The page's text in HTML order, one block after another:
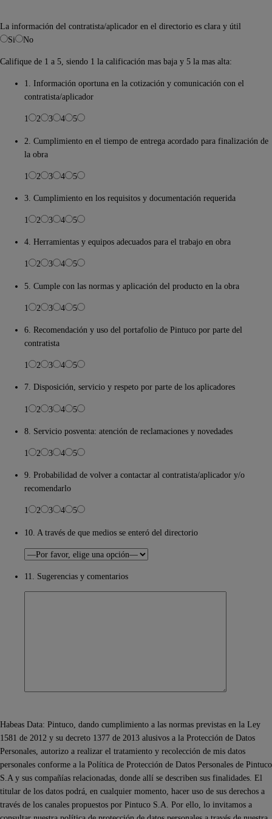
La información del contratista/aplicador en el directorio es clara y útil
Si
No
Califique de 1 a 5, siendo 1 la calificación mas baja y 5 la mas alta:
1. Información oportuna en la cotización y comunicación con el
contratista/aplicador
1 2 3 4 5
2. Cumplimiento en el tiempo de entrega acordado para finalización de
la obra
1 2 3 4 5
3. Cumplimiento en los requisitos y documentación requerida
1 2 3 4 5
4. Herramientas y equipos adecuados para el trabajo en obra
1 2 3 4 5
5. Cumple con las normas y aplicación del producto en la obra
1 2 3 4 5
6. Recomendación y uso del portafolio de Pintuco por parte del
contratista
1 2 3 4 5
7. Disposición, servicio y respeto por parte de los aplicadores
1 2 3 4 5
8. Servicio posventa: atención de reclamaciones y novedades
1 2 3 4 5
9. Probabilidad de volver a contactar al contratista/aplicador y/o
recomendarlo
1 2 3 4 5
10. A través de que medios se enteró del directorio
11. Sugerencias y comentarios
Habeas Data: Pintuco, dando cumplimiento a las normas previstas en la Ley
1581 de 2012 y su decreto 1377 de 2013 alusivos a la Protección de Datos
Personales, autorizo a realizar el tratamiento y recolección de mis datos
personales conforme a la Política de Protección de Datos Personales de Pintuco
S.A y sus compañías relacionadas, donde allí se describen sus finalidades. El
titular de los datos podrá, en cualquier momento, hacer uso de sus derechos a
través de los canales propuestos por Pintuco S.A. Por ello, lo invitamos a